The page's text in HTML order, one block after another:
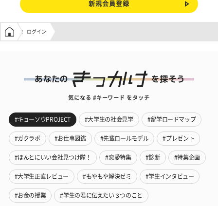
新規会員登録
学生の窓口トップ
ログイン
気になる #キーワード をタッチ
#キョーソウPROJECT #大学生の社会見学 #留学ロードマップ
#ガクラボ #お仕事図鑑 #先輩ロールモデル #プレゼント
#ほんとにいい会社見つけ隊！ #恋愛特集 #診断 #特集企画
#大学生正直レビュー #もやもや解決ゼミ #学生インタビュー
#お金の授業 #学生の君に伝えたい３つのこと